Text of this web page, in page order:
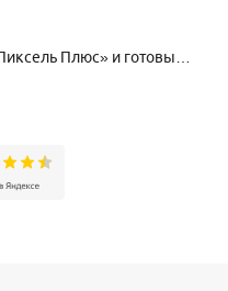
Плюс» и готовы
технологий.